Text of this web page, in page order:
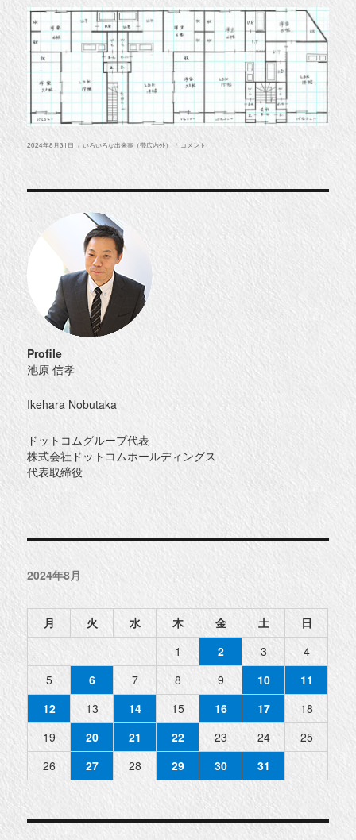
投
2024年8月31日
カ
いろいろな出来事（帯広内外）
【賃
コメント
Profile
池原 信孝
Ikehara Nobutaka
ドットコムグループ代表
株式会社ドットコムホールディングス
代表取締役
2024年8月
月 火 水 木 金 土
日
1
2 3
4
5
6 7 8 9 10
11
12
13 14 15 16 17
18
19
20 21 22 23 24
25
26
27 28 29 30 31